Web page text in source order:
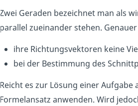
Zwei Geraden bezeichnet man als
parallel zueinander stehen.
ihre Richtungsvektoren keine
bei der Bestimmung des
Reicht es zur Lösung einer
Formelansatz anwenden. Wird